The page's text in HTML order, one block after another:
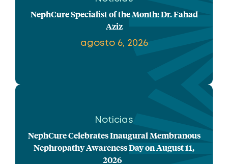
NephCure Specialist of the Month: Dr. Fahad
Aziz
agosto 6, 2026
Noticias
NephCure Celebrates Inaugural Membranous
Nephropathy Awareness Day on August 11,
2026